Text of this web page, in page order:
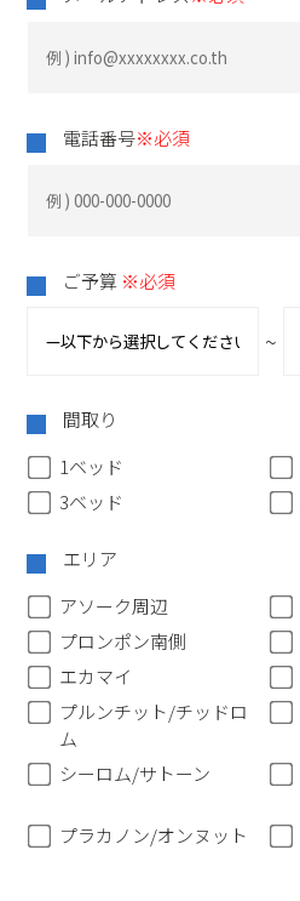
電話番号※必須
ご予算 ※必須
~
間取り
1ベッド
3ベッド
エリア
アソーク周辺
プロンポン南側
エカマイ
プルンチット/チッドロ
ム
シーロム/サトーン
プラカノン/オンヌット